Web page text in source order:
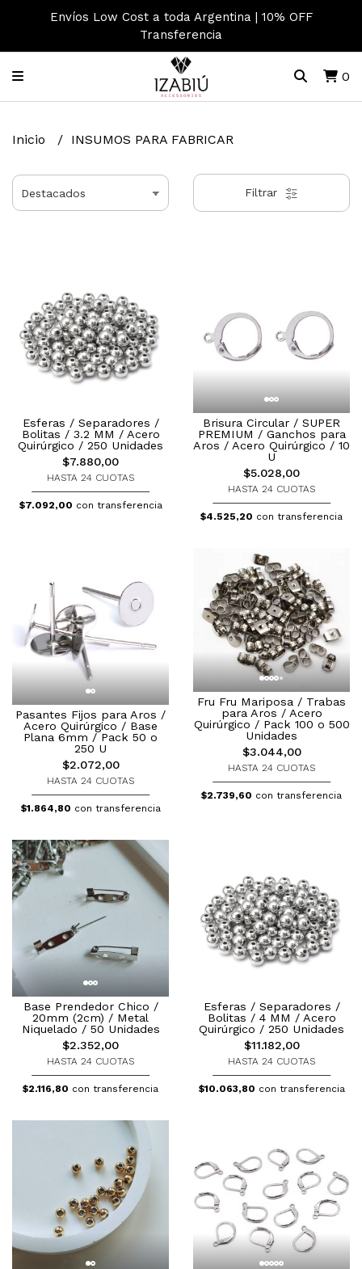
Envíos Low Cost a toda Argentina | 10% OFF
Transferencia
0
Inicio INSUMOS PARA FABRICAR
Filtrar
Esferas / Separadores /
Bolitas / 3.2 MM / Acero
Quirúrgico / 250 Unidades
$7.880,00
HASTA 24 CUOTAS
$7.092,00 con transferencia
Brisura Circular / SUPER
PREMIUM / Ganchos para
Aros / Acero Quirúrgico / 10
U
$5.028,00
HASTA 24 CUOTAS
$4.525,20 con transferencia
Pasantes Fijos para Aros /
Acero Quirúrgico / Base
Plana 6mm / Pack 50 o
250 U
$2.072,00
HASTA 24 CUOTAS
$1.864,80 con transferencia
Fru Fru Mariposa / Trabas
para Aros / Acero
Quirúrgico / Pack 100 o 500
Unidades
$3.044,00
HASTA 24 CUOTAS
$2.739,60 con transferencia
Base Prendedor Chico /
20mm (2cm) / Metal
Niquelado / 50 Unidades
$2.352,00
HASTA 24 CUOTAS
$2.116,80 con transferencia
Esferas / Separadores /
Bolitas / 4 MM / Acero
Quirúrgico / 250 Unidades
$11.182,00
HASTA 24 CUOTAS
$10.063,80 con transferencia